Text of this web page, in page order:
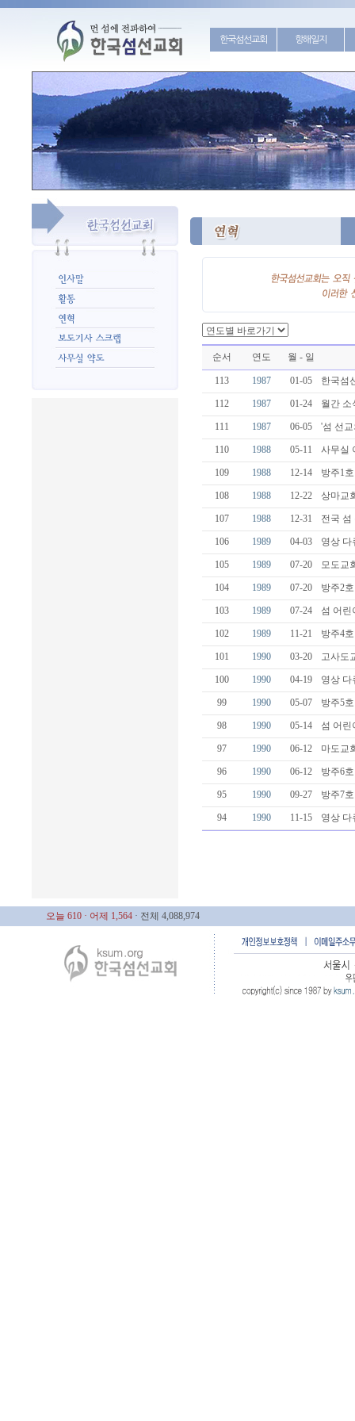
한국섬선교회 항해일지
순서 연도 월 - 일
113 1987 01-05 한국섬
112 1987 01-24 월간 소
111 1987 06-05 '섬 선
110 1988 05-11 사무실
109 1988 12-14 방주1
108 1988 12-22 상마교
107 1988 12-31 전국 섬
106 1989 04-03 영상 다
105 1989 07-20 모도교
104 1989 07-20 방주2
103 1989 07-24 섬 어린
102 1989 11-21 방주4
101 1990 03-20 고사도
100 1990 04-19 영상 다
99 1990 05-07 방주5
98 1990 05-14 섬 어린
97 1990 06-12 마도교
96 1990 06-12 방주6
95 1990 09-27 방주7
94 1990 11-15 영상 다
오늘 610 · 어제 1,564 · 전체 4,088,974